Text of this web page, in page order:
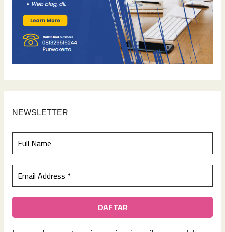
NEWSLETTER